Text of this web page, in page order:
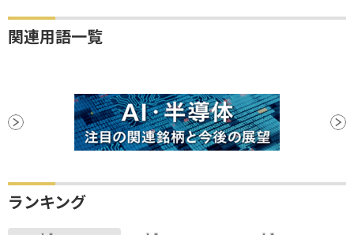
関連用語一覧
ランキング